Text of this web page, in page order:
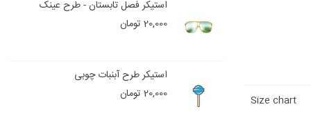
Size chart
استیکر فصل تابستان - طرح عینک
20,000 تومان
استیکر طرح آبنبات چوبی
20,000 تومان